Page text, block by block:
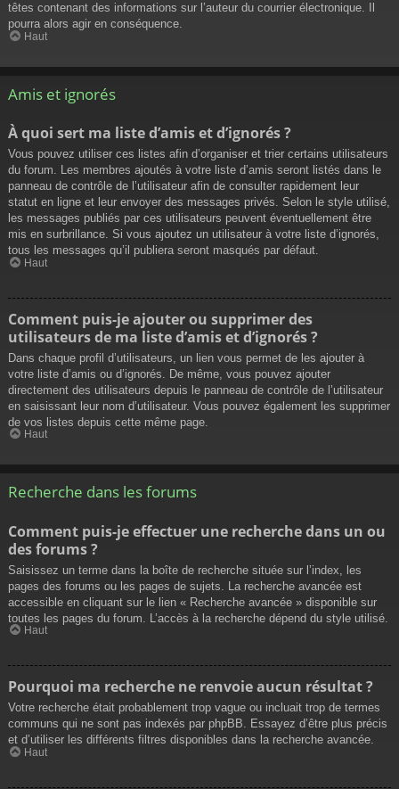
têtes contenant des informations sur l’auteur du courrier électronique. Il
pourra alors agir en conséquence.
Haut
Amis et ignorés
À quoi sert ma liste d’amis et d’ignorés ?
Vous pouvez utiliser ces listes afin d’organiser et trier certains utilisateurs
du forum. Les membres ajoutés à votre liste d’amis seront listés dans le
panneau de contrôle de l’utilisateur afin de consulter rapidement leur
statut en ligne et leur envoyer des messages privés. Selon le style utilisé,
les messages publiés par ces utilisateurs peuvent éventuellement être
mis en surbrillance. Si vous ajoutez un utilisateur à votre liste d’ignorés,
tous les messages qu’il publiera seront masqués par défaut.
Haut
Comment puis-je ajouter ou supprimer des
utilisateurs de ma liste d’amis et d’ignorés ?
Dans chaque profil d’utilisateurs, un lien vous permet de les ajouter à
votre liste d’amis ou d’ignorés. De même, vous pouvez ajouter
directement des utilisateurs depuis le panneau de contrôle de l’utilisateur
en saisissant leur nom d’utilisateur. Vous pouvez également les supprimer
de vos listes depuis cette même page.
Haut
Recherche dans les forums
Comment puis-je effectuer une recherche dans un ou
des forums ?
Saisissez un terme dans la boîte de recherche située sur l’index, les
pages des forums ou les pages de sujets. La recherche avancée est
accessible en cliquant sur le lien « Recherche avancée » disponible sur
toutes les pages du forum. L’accès à la recherche dépend du style utilisé.
Haut
Pourquoi ma recherche ne renvoie aucun résultat ?
Votre recherche était probablement trop vague ou incluait trop de termes
communs qui ne sont pas indexés par phpBB. Essayez d’être plus précis
et d’utiliser les différents filtres disponibles dans la recherche avancée.
Haut